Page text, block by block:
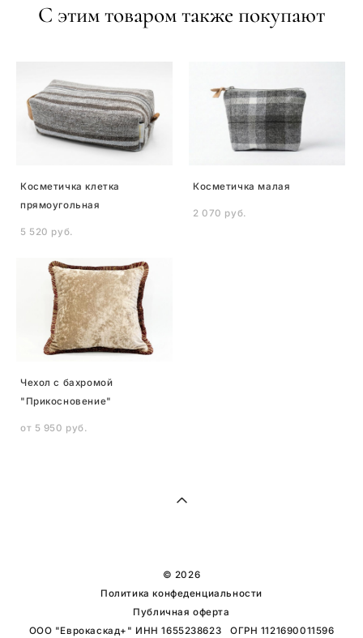
С этим товаром также покупают
Косметичка клетка
прямоугольная
5 520 pуб.
Косметичка малая
2 070 pуб.
Чехол с бахромой
"Прикосновение"
от 5 950 pуб.
© 2026
Политика конфеденциальности
Публичная оферта
ООО "Еврокаскад+" ИНН 1655238623 ОГРН 1121690011596